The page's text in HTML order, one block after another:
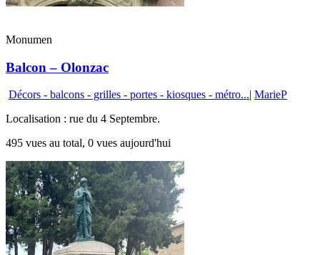
Monumen
Balcon – Olonzac
Décors - balcons - grilles - portes - kiosques - métro...| MarieP
Localisation : rue du 4 Septembre.
495 vues au total, 0 vues aujourd'hui